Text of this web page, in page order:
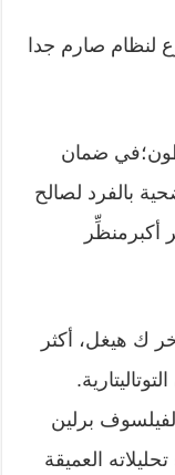
لنظام صارم جدا
ضمان
بالفرد لصالح
أكبرمنظِّر
هيغل، أكثر
لفيلسوف برلين
العميقة